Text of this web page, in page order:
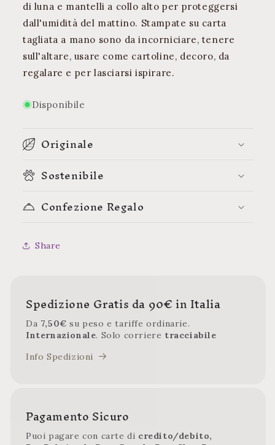
di luna e mantelli a collo alto per proteggersi
dall'umidità del mattino. Stampate su carta
tagliata a mano sono da incorniciare, tenere
sull'altare, usare come cartoline, decoro, da
regalare e per lasciarsi ispirare.
Disponibile
Originale
Sostenibile
Confezione Regalo
Share
Spedizione Gratis da 90€ in Italia
Da 7,50€su peso e tariffe ordinarie.
Internazionale. Solo corriere tracciabile
Info Spedizioni
Pagamento Sicuro
Puoi pagare con carte di credito/debito,